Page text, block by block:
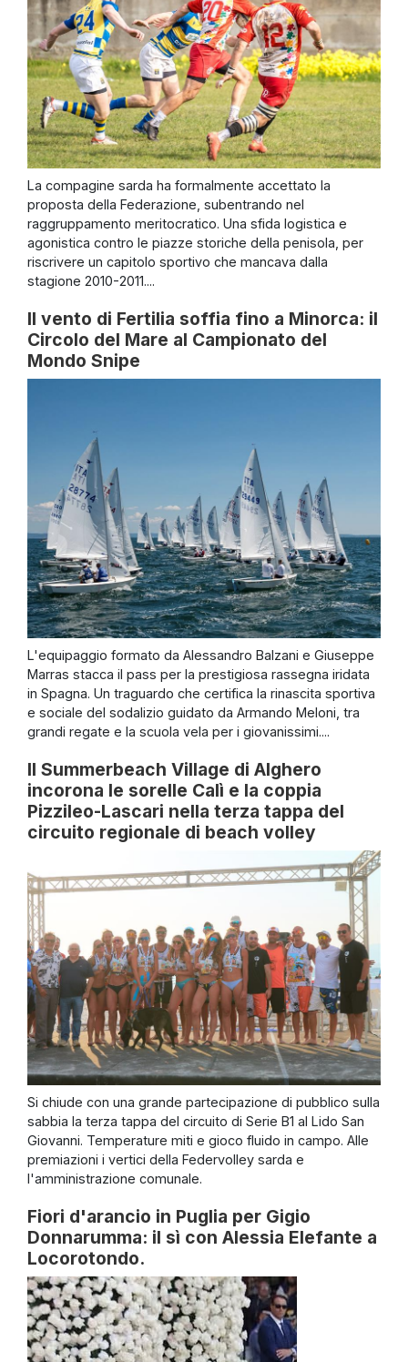
La compagine sarda ha formalmente accettato la
proposta della Federazione, subentrando nel
raggruppamento meritocratico. Una sfida logistica e
agonistica contro le piazze storiche della penisola, per
riscrivere un capitolo sportivo che mancava dalla
stagione 2010-2011....
Il vento di Fertilia soffia fino a Minorca: il
Circolo del Mare al Campionato del
Mondo Snipe
L'equipaggio formato da Alessandro Balzani e Giuseppe
Marras stacca il pass per la prestigiosa rassegna iridata
in Spagna. Un traguardo che certifica la rinascita sportiva
e sociale del sodalizio guidato da Armando Meloni, tra
grandi regate e la scuola vela per i giovanissimi....
Il Summerbeach Village di Alghero
incorona le sorelle Calì e la coppia
Pizzileo-Lascari nella terza tappa del
circuito regionale di beach volley
Si chiude con una grande partecipazione di pubblico sulla
sabbia la terza tappa del circuito di Serie B1 al Lido San
Giovanni. Temperature miti e gioco fluido in campo. Alle
premiazioni i vertici della Federvolley sarda e
l'amministrazione comunale.
Fiori d'arancio in Puglia per Gigio
Donnarumma: il sì con Alessia Elefante a
Locorotondo.